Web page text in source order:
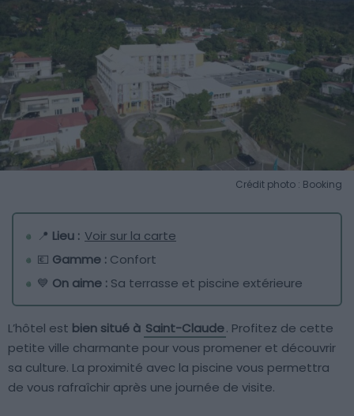
Crédit photo : Booking
📍 Lieu : Voir sur la carte
💶 Gamme : Confort
💙 On aime : Sa terrasse et piscine extérieure
L’hôtel est bien situé à Saint-Claude. Profitez de cette
petite ville charmante pour vous promener et découvrir
sa culture. La proximité avec la piscine vous permettra
de vous rafraîchir après une journée de visite.